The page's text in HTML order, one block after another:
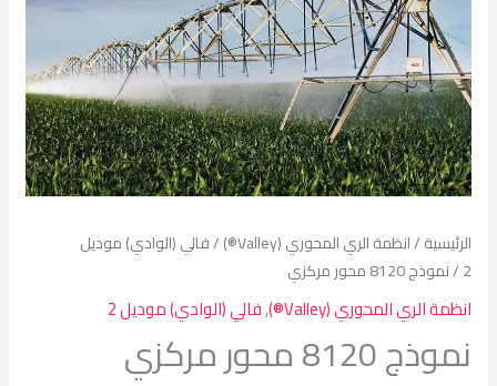
الرئيسية/انظمة الري المحوري (Valley®) /فالي (الوادي) موديل
2/ نموذج 8120 محور مركزي
انظمة الري المحوري (Valley®) ,فالي (الوادي) موديل 2
نموذج 8120 محور مركزي